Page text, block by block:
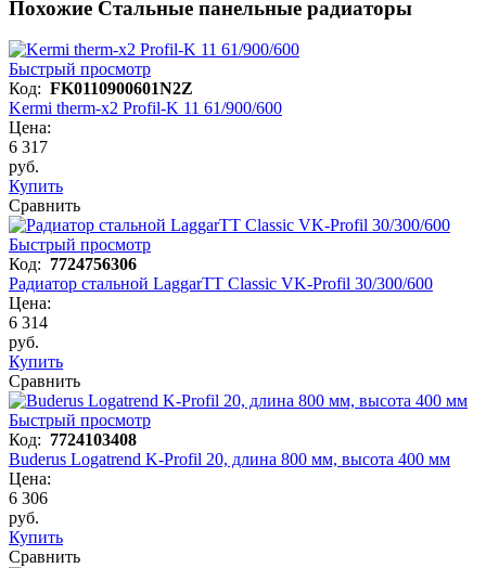
Похожие Стальные панельные радиаторы
Быстрый просмотр
Код: FK0110900601N2Z
Kermi therm-x2 Profil-K 11 61/900/600
Цена:
6 317
руб.
Купить
Сравнить
Быстрый просмотр
Код: 7724756306
Радиатор стальной LaggarTT Classic VK-Profil 30/300/600
Цена:
6 314
руб.
Купить
Сравнить
Быстрый просмотр
Код: 7724103408
Buderus Logatrend K-Profil 20, длина 800 мм, высота 400 мм
Цена:
6 306
руб.
Купить
Сравнить